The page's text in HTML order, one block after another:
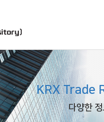
KRX Trade
다양한